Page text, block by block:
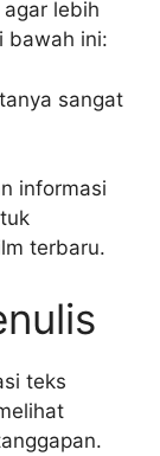
lebih
bawah ini:
sangat
informasi
terbaru.
teks